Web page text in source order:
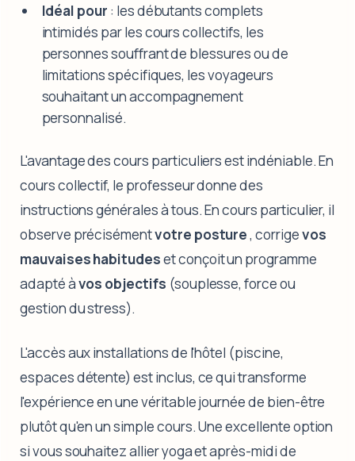
Idéal pour : les débutants complets
intimidés par les cours collectifs, les
personnes souffrant de blessures ou de
limitations spécifiques, les voyageurs
souhaitant un accompagnement
personnalisé.
L'avantage des cours particuliers est indéniable. En
cours collectif, le professeur donne des
instructions générales à tous. En cours particulier, il
observe précisémentvotre posture, corrigevos
mauvaises habitudeset conçoit un programme
adapté àvos objectifs (souplesse, force ou
gestion du stress).
L'accès aux installations de l'hôtel (piscine,
espaces détente) est inclus, ce qui transforme
l'expérience en une véritable journée de bien-être
plutôt qu'en un simple cours. Une excellente option
si vous souhaitez allier yoga et après-midi de